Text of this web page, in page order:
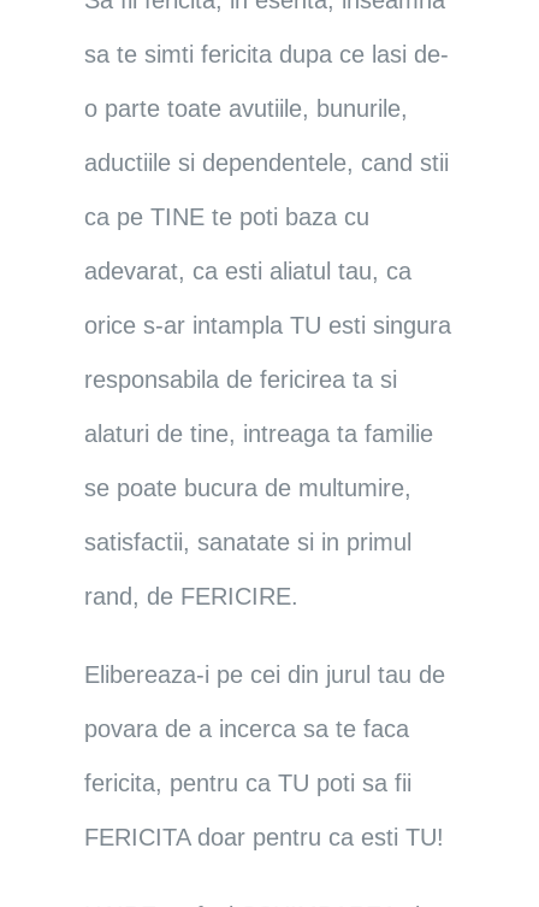
sa te simti fericita dupa ce lasi de-
o parte toate avutiile, bunurile,
aductiile si dependentele, cand stii
ca pe TINE te poti baza cu
adevarat, ca esti aliatul tau, ca
orice s-ar intampla TU esti singura
responsabila de fericirea ta si
alaturi de tine, intreaga ta familie
se poate bucura de multumire,
satisfactii, sanatate si in primul
rand, de FERICIRE.
Elibereaza-i pe cei din jurul tau de
povara de a incerca sa te faca
fericita, pentru ca TU poti sa fii
FERICITA doar pentru ca esti TU!